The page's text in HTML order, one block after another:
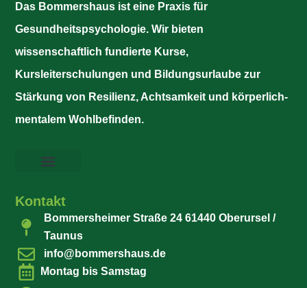
Das Bommershaus ist eine Praxis für
Gesundheitspsychologie. Wir bieten
wissenschaftlich fundierte Kurse,
Kursleiterschulungen und Bildungsurlaube zur
Stärkung von Resilienz, Achtsamkeit und körperlich-
mentalem Wohlbefinden.
Kontakt
Bommersheimer Straße 24 61440 Oberursel /
Taunus
info@bommershaus.de
Montag bis Samstag